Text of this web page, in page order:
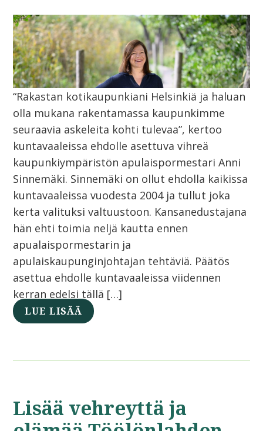
“Rakastan kotikaupunkiani Helsinkiä ja haluan
olla mukana rakentamassa kaupunkimme
seuraavia askeleita kohti tulevaa”, kertoo
kuntavaaleissa ehdolle asettuva vihreä
kaupunkiympäristön apulaispormestari Anni
Sinnemäki. Sinnemäki on ollut ehdolla kaikissa
kuntavaaleissa vuodesta 2004 ja tullut joka
kerta valituksi valtuustoon. Kansanedustajana
hän ehti toimia neljä kautta ennen
apualaispormestarin ja
apulaiskaupunginjohtajan tehtäviä. Päätös
asettua ehdolle kuntavaaleissa viidennen
kerran edelsi tällä […]
LUE LISÄÄ
Lisää vehreyttä ja